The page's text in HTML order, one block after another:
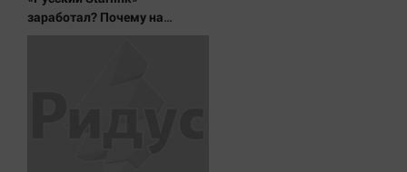
заработал? Почему на